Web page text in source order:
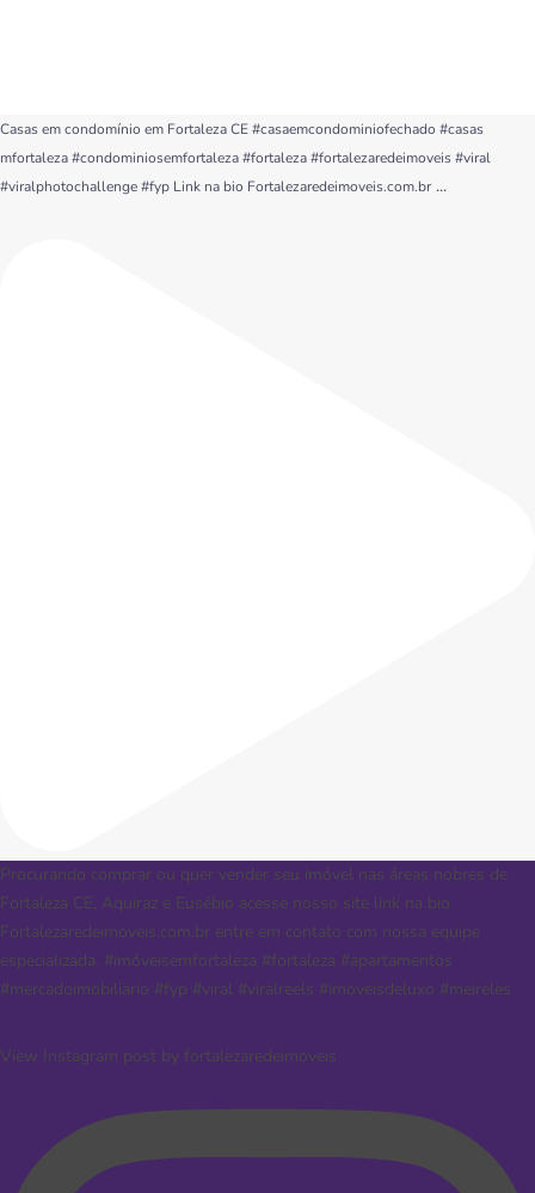
Casas em condomínio em Fortaleza CE #casaemcondominiofechado #casas
mfortaleza #condominiosemfortaleza #fortaleza #fortalezaredeimoveis #viral
#viralphotochallenge #fyp Link na bio Fortalezaredeimoveis.com.br ...
Procurando comprar ou quer vender seu imóvel nas áreas nobres de
Fortaleza CE, Aquiraz e Eusébio acesse nosso site link na bio
Fortalezaredeimoveis.com.br entre em contato com nossa equipe
especializada. #imóveisemfortaleza #fortaleza #apartamentos
#mercadoimobiliario #fyp #viral #viralreels #imoveisdeluxo #meireles
View Instagram post by fortalezaredeimoveis